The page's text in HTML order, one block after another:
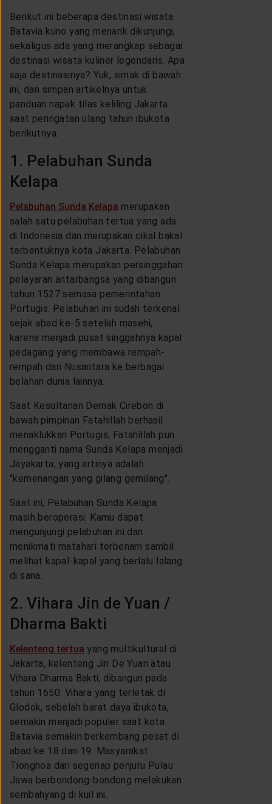
Berikut ini beberapa destinasi wisata
Batavia kuno yang menarik dikunjungi,
sekaligus ada yang merangkap sebagai
destinasi wisata kuliner legendaris. Apa
saja destinasinya? Yuk, simak di bawah
ini, dan simpan artikelnya untuk
panduan napak tilas keliling Jakarta
saat peringatan ulang tahun ibukota
berikutnya.
1. Pelabuhan Sunda
Kelapa
Pelabuhan Sunda Kelapa merupakan
salah satu pelabuhan tertua yang ada
di Indonesia dan merupakan cikal bakal
terbentuknya kota Jakarta. Pelabuhan
Sunda Kelapa merupakan persinggahan
pelayaran antarbangsa yang dibangun
tahun 1527 semasa pemerintahan
Portugis. Pelabuhan ini sudah terkenal
sejak abad ke-5 setelah masehi,
karena menjadi pusat singgahnya kapal
pedagang yang membawa rempah-
rempah dari Nusantara ke berbagai
belahan dunia lainnya.
Saat Kesultanan Demak Cirebon di
bawah pimpinan Fatahillah berhasil
menaklukkan Portugis, Fatahillah pun
mengganti nama Sunda Kelapa menjadi
Jayakarta, yang artinya adalah
"kemenangan yang gilang gemilang".
Saat ini, Pelabuhan Sunda Kelapa
masih beroperasi. Kamu dapat
mengunjungi pelabuhan ini dan
menikmati matahari terbenam sambil
melihat kapal-kapal yang berlalu lalang
di sana.
2. Vihara Jin de Yuan /
Dharma Bakti
Kelenteng tertua yang multikultural di
Jakarta, kelenteng Jin De Yuan atau
Vihara Dharma Bakti, dibangun pada
tahun 1650. Vihara yang terletak di
Glodok, sebelah barat daya ibukota,
semakin menjadi populer saat kota
Batavia semakin berkembang pesat di
abad ke 18 dan 19. Masyarakat
Tionghoa dari segenap penjuru Pulau
Jawa berbondong-bondong melakukan
sembahyang di kuil ini.